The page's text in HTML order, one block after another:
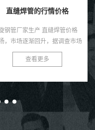
螺旋钢管都哪些方面呢？
钢管是一种以钢热轧为材料所
旋接缝处钢管，常加热注射成
，采用两线双面埋弧焊接技术点
。直缝钢管将用钢吸进焊接管该
查看更多